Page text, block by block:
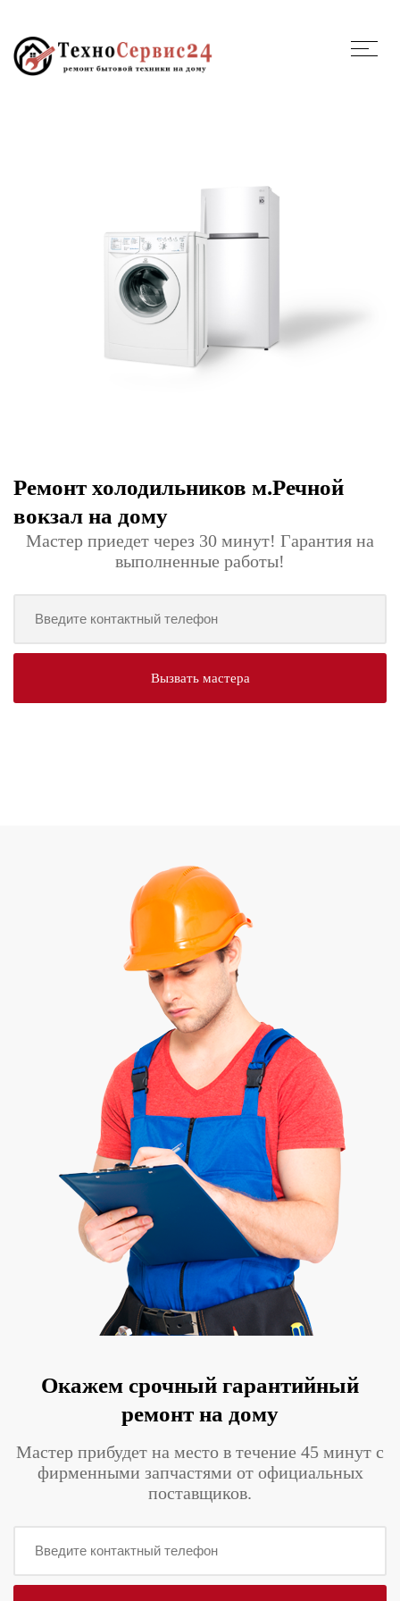
Ремонт холодильников м.Речной
вокзал на дому
Мастер приедет через 30 минут! Гарантия на
Окажем срочный гарантийный
ремонт на дому
Мастер прибудет на место в течение 45 минут с
фирменными запчастями от официальных
поставщиков.